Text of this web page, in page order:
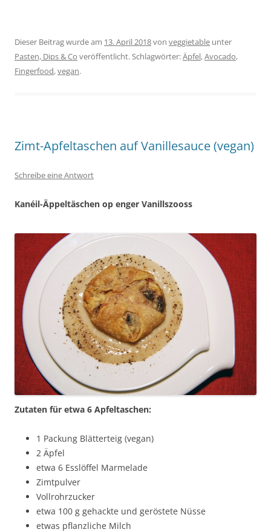
Dieser Beitrag wurde am 13. April 2018von veggietable unter
Pasten, Dips & Co veröffentlicht. Schlagwörter:Äpfel,Avocado,
Fingerfood,vegan.
Zimt-Apfeltaschen auf Vanillesauce (vegan)
Schreibe eine Antwort
Kanéil-Äppeltäschen op enger Vanillszooss
Zutaten für etwa 6 Apfeltaschen:
1 Packung Blätterteig (vegan)
2 Äpfel
etwa 6 Esslöffel Marmelade
Zimtpulver
Vollrohrzucker
etwa 100 g gehackte und geröstete Nüsse
etwas pflanzliche Milch